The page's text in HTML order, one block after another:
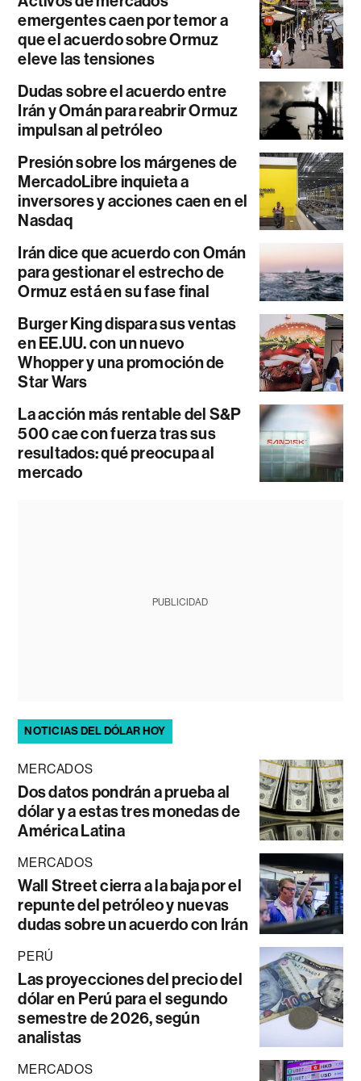
emergentes caen por temor a
que el acuerdo sobre Ormuz
eleve las tensiones
Dudas sobre el acuerdo entre
Irán y Omán para reabrir Ormuz
impulsan al petróleo
Presión sobre los márgenes de
MercadoLibre inquieta a
inversores y acciones caen en el
Nasdaq
Irán dice que acuerdo con Omán
para gestionar el estrecho de
Ormuz está en su fase final
Burger King dispara sus ventas
en EE.UU. con un nuevo
Whopper y una promoción de
Star Wars
La acción más rentable del S&P
500 cae con fuerza tras sus
resultados: qué preocupa al
mercado
PUBLICIDAD
NOTICIAS DEL DÓLAR HOY
MERCADOS
Dos datos pondrán a prueba al
dólar y a estas tres monedas de
América Latina
MERCADOS
Wall Street cierra a la baja por el
repunte del petróleo y nuevas
dudas sobre un acuerdo con Irán
PERÚ
Las proyecciones del precio del
dólar en Perú para el segundo
semestre de 2026, según
analistas
MERCADOS